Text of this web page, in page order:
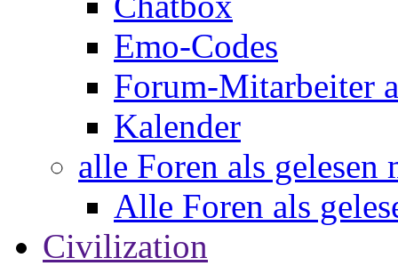
Emo-Codes
Forum-Mitarbeiter
Kalender
alle Foren als gelesen
Alle Foren als
Civilization